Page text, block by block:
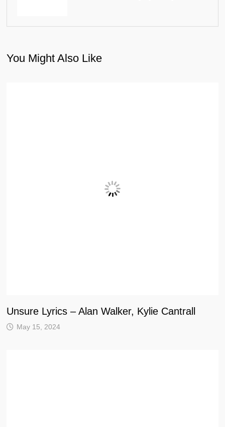
You Might Also Like
Unsure Lyrics – Alan Walker, Kylie Cantrall
May 15, 2024